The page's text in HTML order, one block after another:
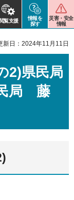
閲覧支援
情報を
探す
災害・安全
情報
新日：2024年11月11日
2)県民局
局 藤